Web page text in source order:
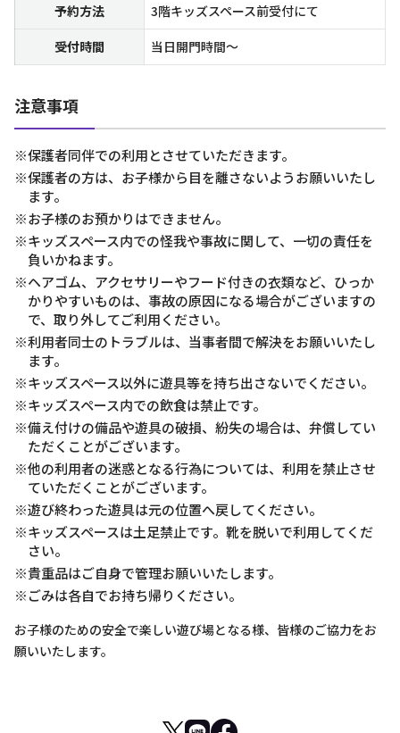
予約方法
3階キッズスペース前受付にて
受付時間
当日開門時間～
注意事項
※保護者同伴での利用とさせていただきます。
※保護者の方は、お子様から目を離さないようお願いいたし
ます。
※お子様のお預かりはできません。
※キッズスペース内での怪我や事故に関して、一切の責任を
負いかねます。
※ヘアゴム、アクセサリーやフード付きの衣類など、ひっか
かりやすいものは、事故の原因になる場合がございますの
で、取り外してご利用ください。
※利用者同士のトラブルは、当事者間で解決をお願いいたし
ます。
※キッズスペース以外に遊具等を持ち出さないでください。
※キッズスペース内での飲食は禁止です。
※備え付けの備品や遊具の破損、紛失の場合は、弁償してい
ただくことがございます。
※他の利用者の迷惑となる行為については、利用を禁止させ
ていただくことがございます。
※遊び終わった遊具は元の位置へ戻してください。
※キッズスペースは土足禁止です。靴を脱いで利用してくだ
さい。
※貴重品はご自身で管理お願いいたします。
※ごみは各自でお持ち帰りください。
お子様のための安全で楽しい遊び場となる様、皆様のご協力をお
願いいたします。